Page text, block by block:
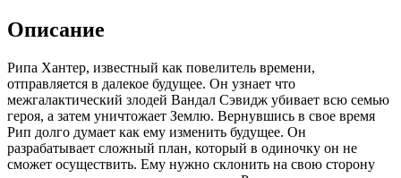
Описание
Рипа Хантер, известный как повелитель времени,
отправляется в далекое будущее. Он узнает что
межгалактический злодей Вандал Сэвидж убивает всю семью
героя, а затем уничтожает Землю. Вернувшись в свое время
Рип долго думает как ему изменить будущее. Он
разрабатывает сложный план, который в одиночку он не
сможет осуществить. Ему нужно склонить на свою сторону